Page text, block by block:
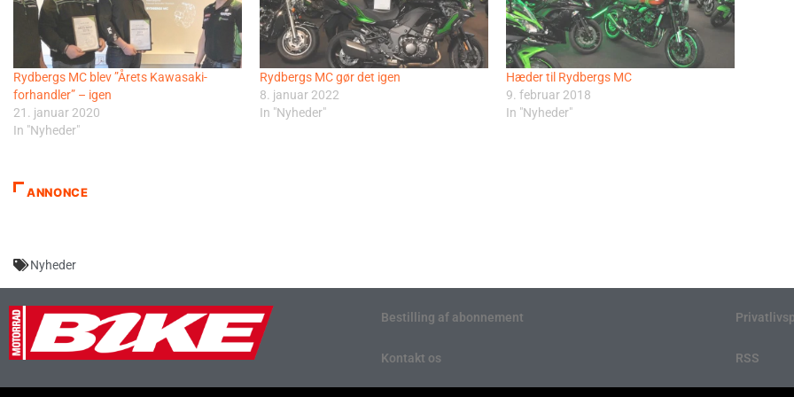
Rydbergs MC blev ”Årets Kawasaki-
forhandler” – igen
21. januar 2020
In "Nyheder"
Rydbergs MC gør det igen
8. januar 2022
In "Nyheder"
Hæder til Rydbergs MC
9. februar 2018
In "Nyheder"
ANNONCE
Nyheder
Bestilling af abonnement
Kontakt os RSS